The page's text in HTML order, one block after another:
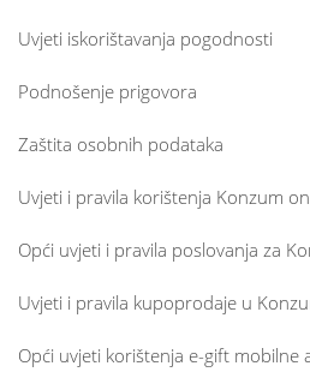
Uvjeti iskorištavanja pogodnosti
Podnošenje prigovora
Zaštita osobnih podataka
Uvjeti i pravila korištenja Konzum
Opći uvjeti i pravila poslovanja za
Uvjeti i pravila kupoprodaje u
Opći uvjeti korištenja e-gift mobilne